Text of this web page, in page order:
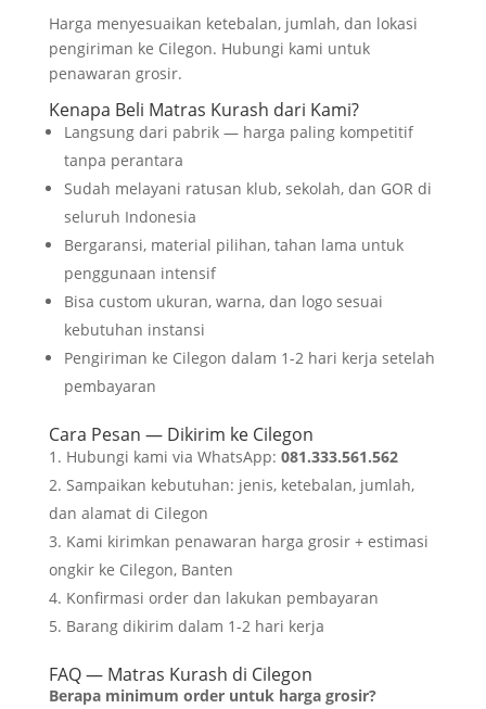
Harga menyesuaikan ketebalan, jumlah, dan lokasi
pengiriman ke Cilegon. Hubungi kami untuk
penawaran grosir.
Kenapa Beli Matras Kurash dari Kami?
Langsung dari pabrik — harga paling kompetitif
tanpa perantara
Sudah melayani ratusan klub, sekolah, dan GOR di
seluruh Indonesia
Bergaransi, material pilihan, tahan lama untuk
penggunaan intensif
Bisa custom ukuran, warna, dan logo sesuai
kebutuhan instansi
Pengiriman ke Cilegon dalam 1-2 hari kerja setelah
pembayaran
Cara Pesan — Dikirim ke Cilegon
Hubungi kami via WhatsApp: 081.333.561.562
Sampaikan kebutuhan: jenis, ketebalan, jumlah,
dan alamat di Cilegon
Kami kirimkan penawaran harga grosir + estimasi
ongkir ke Cilegon, Banten
Konfirmasi order dan lakukan pembayaran
Barang dikirim dalam 1-2 hari kerja
FAQ — Matras Kurash di Cilegon
Berapa minimum order untuk harga grosir?